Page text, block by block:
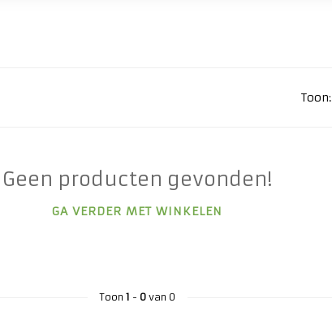
Toon:
Geen producten gevonden!
GA VERDER MET WINKELEN
Toon 1 - 0van 0